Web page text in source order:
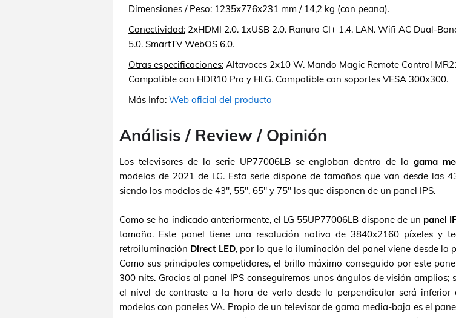
Dimensiones / Peso: 1235x776x231 mm / 14,2 kg (con peana).
Conectividad: 2xHDMI 2.0. 1xUSB 2.0. Ranura CI+ 1.4. LAN. Wifi AC Dual-
5.0. SmartTV WebOS 6.0.
Otras especificaciones: Altavoces 2x10 W. Mando Magic Remote Control
Compatible con HDR10 Pro y HLG. Compatible con soportes VESA 300x300.
Más Info: Web oficial del producto
Análisis / Review / Opinión
Los televisores de la serie UP77006LB se engloban dentro de lagama
modelos de 2021 de LG. Esta serie dispone de tamaños que van desde las
siendo los modelos de 43", 55", 65" y 75" los que disponen de un panel IPS.
Como se ha indicado anteriormente, el LG 55UP77006LB dispone de un panel
tamaño. Este panel tiene una resolución nativa de 3840x2160 píxeles y
retroiluminación Direct LED, por lo que la iluminación del panel viene desde la
Como sus principales competidores, el brillo máximo conseguido por este
300 nits. Gracias al panel IPS conseguiremos unos ángulos de visión amplios;
el nivel de contraste a la hora de verlo desde la perpendicular será inferior
modelos con paneles VA. Propio de un televisor de gama media-baja es el